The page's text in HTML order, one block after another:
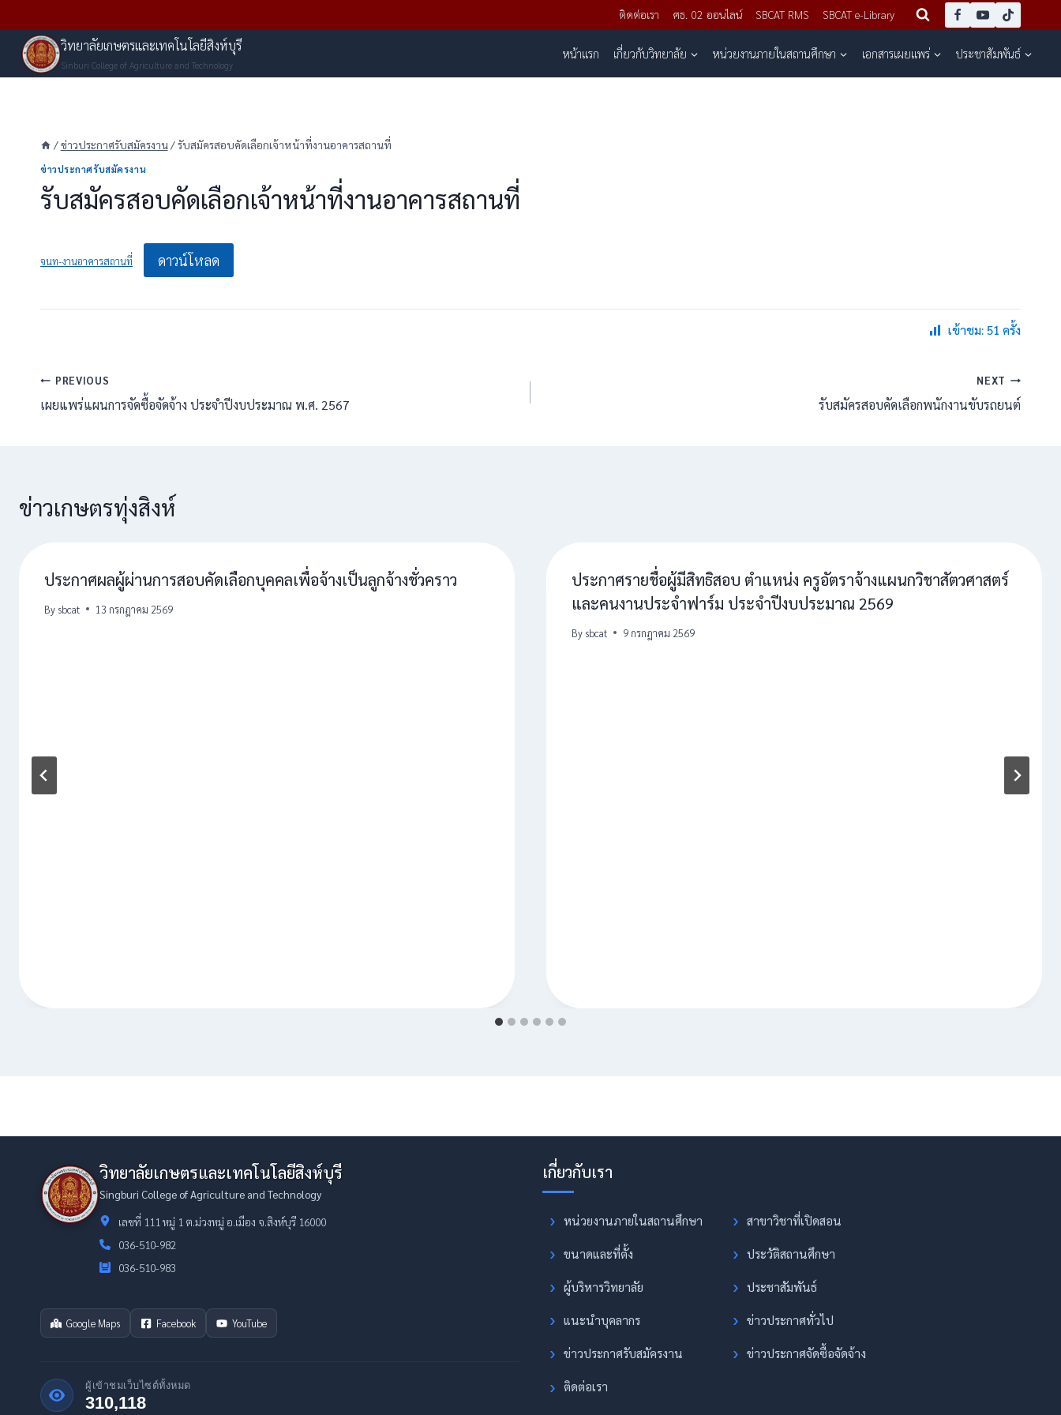
to
content
ติดต่อเรา ศธ. 02 ออนไลน์ SBCAT RMS SBCAT e-Library
วิทยาลัยเกษตรและเทคโนโลยีสิงห์บุรี
Sinburi College of Agriculture and Technology
หน้าแรก เกี่ยวกับวิทยาลัย หน่วยงานภายในสถานศึกษา เอกสารเผยแพร่ ประชาสัมพันธ์
/ข่าวประกาศรับสมัครงาน/รับสมัครสอบคัดเลือกเจ้าหน้าที่งานอาคารสถานที่
ข่าวประกาศรับสมัครงาน
รับสมัครสอบคัดเลือกเจ้าหน้าที่งานอาคารสถานที่
จนท-งานอาคารสถานที่ ดาวน์โหลด
เข้าชม: 51 ครั้ง
แนะแนว
เรื่อง
PREVIOUS
เผยแพร่แผนการจัดซื้อจัดจ้าง ประจำปีงบประมาณ พ.ศ. 2567
NEXT
รับสมัครสอบคัดเลือกพนักงานขับรถยนต์
ข่าวเกษตรทุ่งสิงห์
ประกาศผลผู้ผ่านการสอบคัดเลือกบุคคลเพื่อจ้างเป็นลูกจ้างชั่วคราว
By sbcat 13 กรกฎาคม 2569
ประกาศรายชื่อผู้มีสิทธิสอบ ตำแหน่ง ครูอัตราจ้างแผนกวิชาสัตวศาสตร์
และคนงานประจำฟาร์ม ประจำปีงบประมาณ 2569
By sbcat 9 กรกฎาคม 2569
วิทยาลัยเกษตรและเทคโนโลยีสิงห์บุรี
Singburi College of Agriculture and Technology
เลขที่ 111 หมู่ 1 ต.ม่วงหมู่ อ.เมือง จ.สิงห์บุรี 16000
036-510-982
036-510-983
Google Maps Facebook YouTube
ผู้เข้าชมเว็บไซต์ทั้งหมด
310,118
หน่วยงานภายในสถานศึกษา สาขาวิชาที่เปิดสอน
ขนาดและที่ตั้ง ประวัติสถานศึกษา
ผู้บริหารวิทยาลัย ประชาสัมพันธ์
แนะนำบุคลากร ข่าวประกาศทั่วไป
ข่าวประกาศรับสมัครงาน ข่าวประกาศจัดซื้อจัดจ้าง
ติดต่อเรา